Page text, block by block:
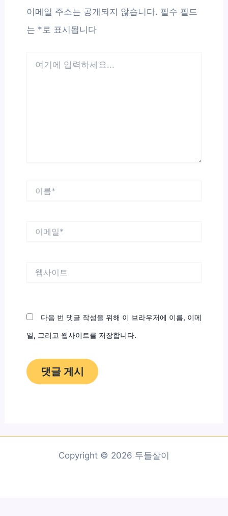
이메일 주소는 공개되지 않습니다. 필수 필드
는 *로 표시됩니다
다음 번 댓글 작성을 위해 이 브라우저에 이름, 이메
일, 그리고 웹사이트를 저장합니다.
Copyright © 2026 두들살이